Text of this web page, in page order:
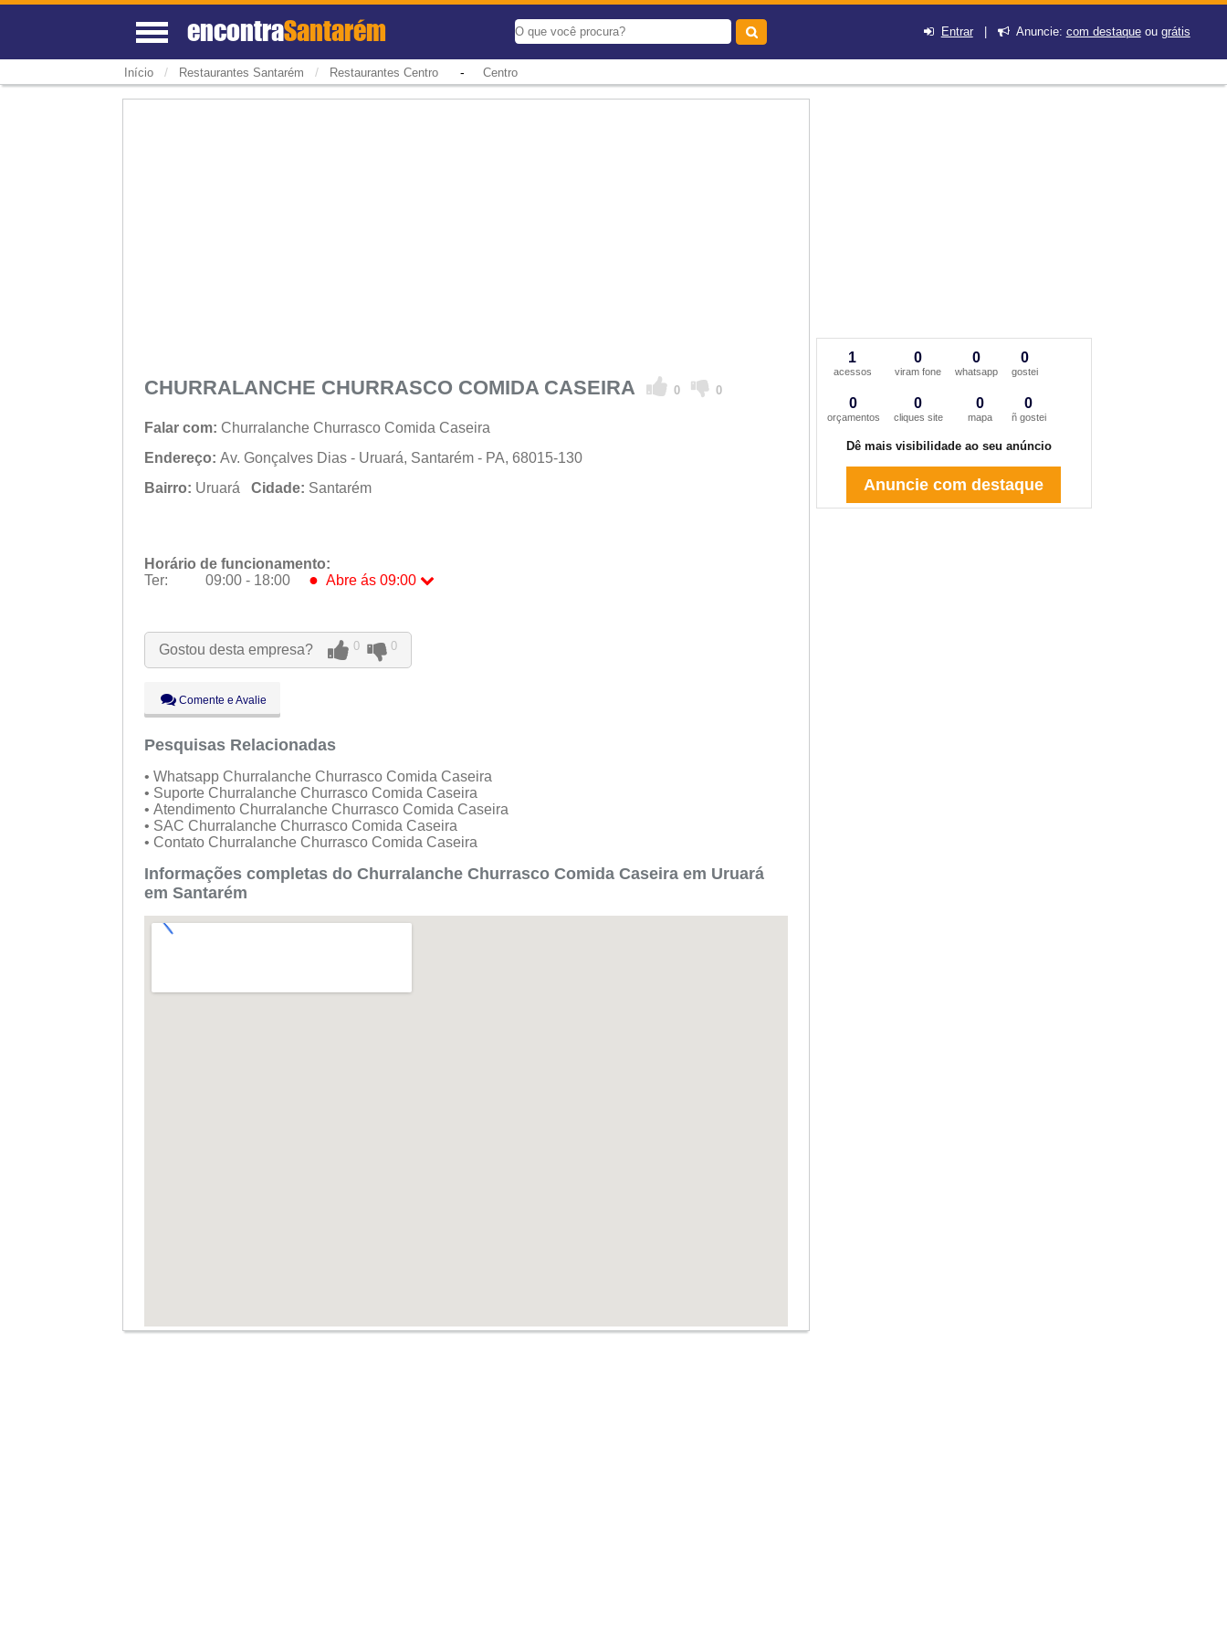
encontraSantarém Entrar| Anuncie: com destaqueou grátis
Início / Restaurantes Santarém / Restaurantes Centro- Centro
CHURRALANCHE CHURRASCO COMIDA CASEIRA 0 0
Falar com: Churralanche Churrasco Comida Caseira
Endereço: Av. Gonçalves Dias - Uruará, Santarém - PA, 68015-130
Bairro: Uruará Cidade: Santarém
Horário de funcionamento:
Ter:
09:00 - 18:00 ● Abre ás 09:00
Qua:
09:00 - 18:00
Qui:
09:00 - 18:00
Sáb:
Dom:
Fechado
Gostou desta empresa? 0 0
Comente e Avalie
Pesquisas Relacionadas
• Whatsapp Churralanche Churrasco Comida Caseira
• Suporte Churralanche Churrasco Comida Caseira
• Atendimento Churralanche Churrasco Comida Caseira
• SAC Churralanche Churrasco Comida Caseira
• Contato Churralanche Churrasco Comida Caseira
Informações completas do Churralanche Churrasco Comida Caseira em Uruará
em Santarém
1
acessos
0
viram fone
0
whatsapp
0
gostei
0
orçamentos
0
cliques site
0
mapa
0
ñ gostei
Dê mais visibilidade ao seu anúncio
Anuncie com destaque